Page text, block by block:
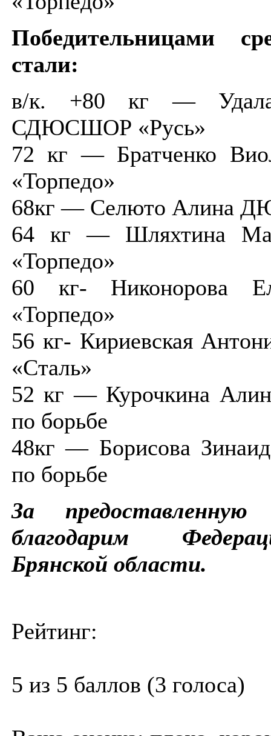
Победительницами
стали:
в/к. +80 кг —
СДЮСШОР «Русь»
72 кг — Братченко
«Торпедо»
68кг — Селюто Алина
64 кг — Шляхтина
«Торпедо»
60 кг- Никонорова
«Торпедо»
56 кг- Кириевская
«Сталь»
52 кг — Курочкина
по борьбе
48кг — Борисова
по борьбе
За предоставленную
благодарим
Брянской области.
Рейтинг:
5 из 5 баллов (3 голоса)